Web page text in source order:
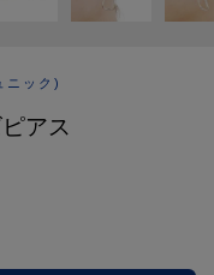
ニック)
アス